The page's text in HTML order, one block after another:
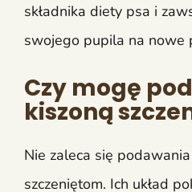
składnika diety psa i
swojego pupila na nowe
Czy mogę
kiszoną
Nie zaleca się
szczeniętom. Ich układ